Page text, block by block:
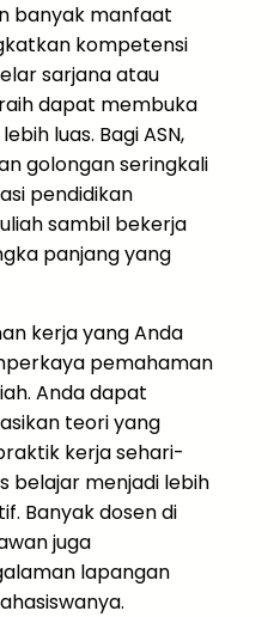
banyak manfaat
kompetensi
sarjana atau
dapat membuka
luas. Bagi ASN,
golongan seringkali
pendidikan
sambil bekerja
panjang yang
kerja yang Anda
pemahaman
Anda dapat
teori yang
kerja sehari-
belajar menjadi lebih
Banyak dosen di
juga
lapangan